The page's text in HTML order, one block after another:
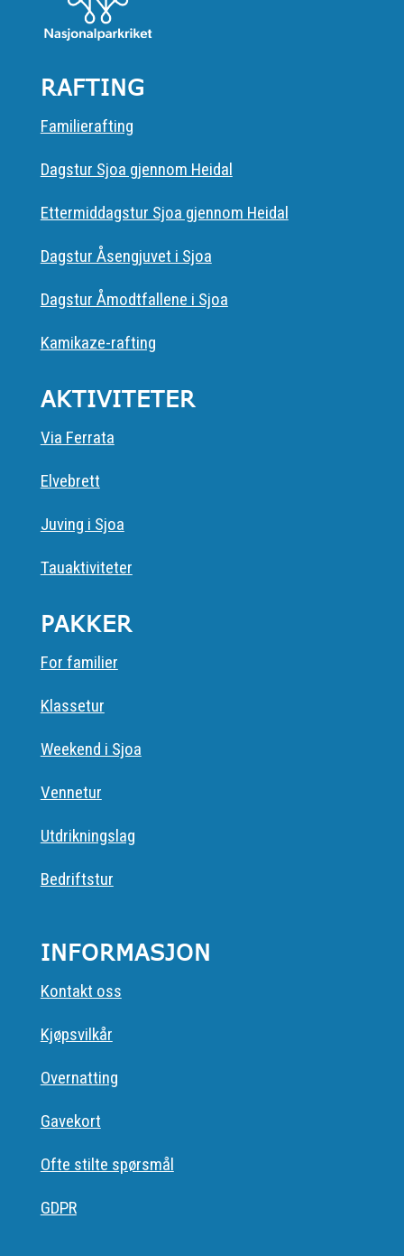
RAFTING
Familierafting
Dagstur Sjoa gjennom Heidal
Ettermiddagstur Sjoa gjennom Heidal
Dagstur Åsengjuvet i Sjoa
Dagstur Åmodtfallene i Sjoa
Kamikaze-rafting
AKTIVITETER
Via Ferrata
Elvebrett
Juving i Sjoa
Tauaktiviteter
PAKKER
For familier
Klassetur
Weekend i Sjoa
Vennetur
Utdrikningslag
Bedriftstur
INFORMASJON
Kontakt oss
Kjøpsvilkår
Overnatting
Gavekort
Ofte stilte spørsmål
GDPR